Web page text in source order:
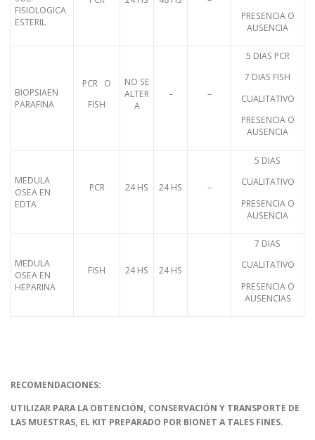
FISIOLOGICA
ESTERIL
PRESENCIA O
AUSENCIA
BIOPSIAEN
PARAFINA
PCR O
FISH
NO SE
ALTER
A
– –
5 DIAS PCR
7 DIAS FISH
CUALITATIVO
PRESENCIA O
AUSENCIA
MEDULA
OSEA EN
EDTA
PCR 24 HS 24 HS –
5 DIAS
CUALITATIVO
PRESENCIA O
AUSENCIA
MEDULA
OSEA EN
HEPARINA
FISH 24 HS 24 HS
7 DIAS
CUALITATIVO
PRESENCIA O
AUSENCIAS
RECOMENDACIONES:
UTILIZAR PARA LA OBTENCIÓN, CONSERVACIÓN Y TRANSPORTE DE
LAS MUESTRAS, EL KIT PREPARADO POR BIONET A TALES FINES.